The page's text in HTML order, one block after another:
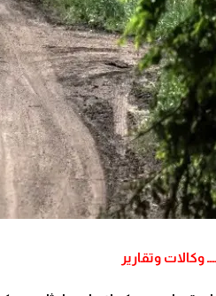
وكالات وتقارير